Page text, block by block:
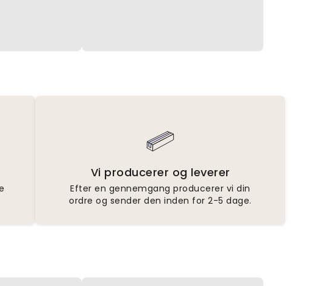
Vi producerer og leverer
Efter en gennemgang producerer vi din
ordre og sender den inden for 2-5 dage.